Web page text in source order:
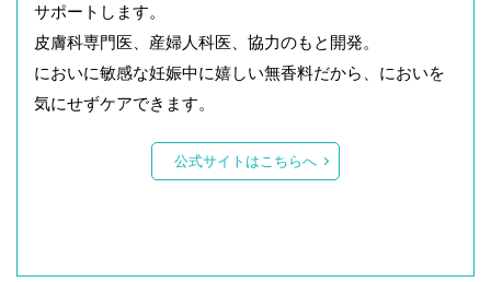
サポートします。
皮膚科専門医、産婦人科医、協力のもと開発。
においに敏感な妊娠中に嬉しい無香料だから、においを
気にせずケアできます。
公式サイトはこちらへ